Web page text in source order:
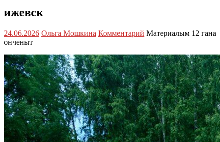
ижевск
24.06.2026 Ольга Мошкина Комментарий Материалым 12 гана
онченыт